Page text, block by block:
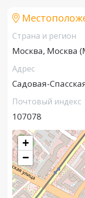
Страна и регион
Москва, Москва
Адрес
Садовая-
Почтовый индекс
107078
+
−